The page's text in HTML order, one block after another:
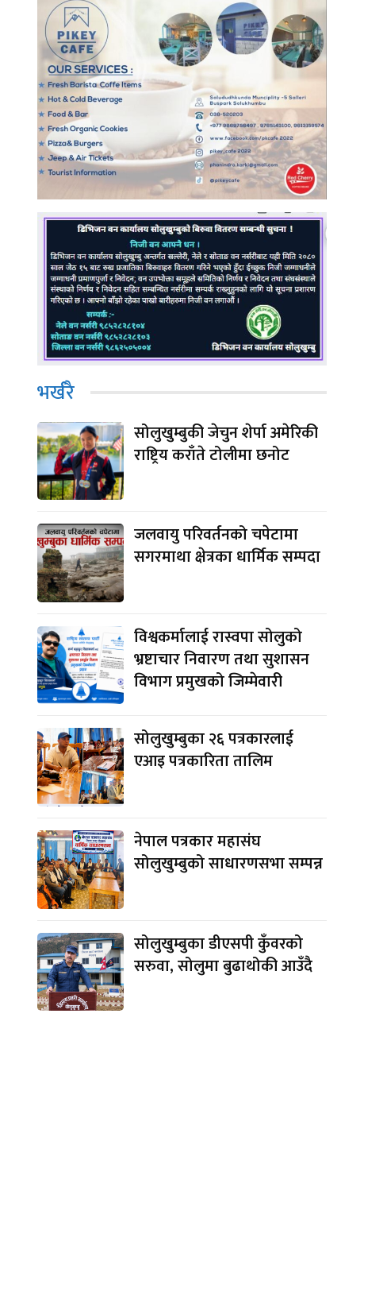
Website:
भर्खरै
सोलुखुम्बुकी जेचुन शेर्पा अमेरिकी
राष्ट्रिय कराँते टोलीमा छनोट
जलवायु परिवर्तनको चपेटामा
सगरमाथा क्षेत्रका धार्मिक सम्पदा
विश्वकर्मालाई रास्वपा सोलुको
भ्रष्टाचार निवारण तथा सुशासन
विभाग प्रमुखको जिम्मेवारी
सोलुखुम्बुका २६ पत्रकारलाई
एआइ पत्रकारिता तालिम
नेपाल पत्रकार महासंघ
सोलुखुम्बुको साधारणसभा सम्पन्न
सोलुखुम्बुका डीएसपी कुँवरको
सरुवा, सोलुमा बुढाथोकी आउँदै